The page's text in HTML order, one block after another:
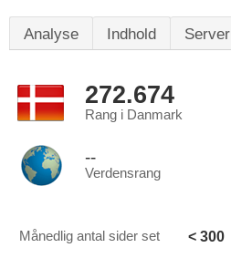
Analyse Indhold Server
272.674
Rang i Danmark
--
Verdensrang
Månedlig antal sider set < 300